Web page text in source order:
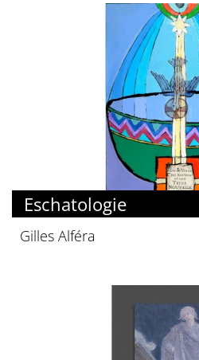
Eschatologie
Gilles Alféra